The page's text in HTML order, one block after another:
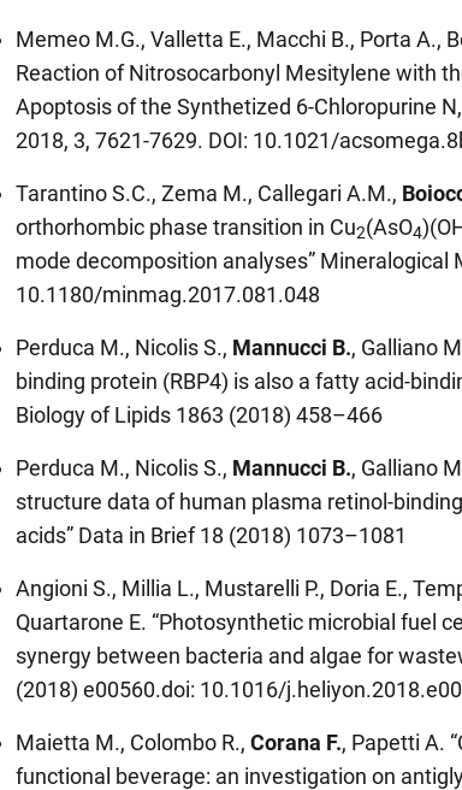
Memeo M.G., Valletta E., Macchi B., Porta A.,
Reaction of Nitrosocarbonyl Mesitylene with
Apoptosis of the Synthetized 6-Chloropurine
2018, 3, 7621-7629. DOI: 10.1021/
Tarantino S.C., Zema M., Callegari A.M.,
orthorhombic phase transition in Cu2(AsO4
mode decomposition analyses” Mineralogical
10.1180/minmag.2017.081.048
Perduca M., Nicolis S., Mannucci B., Galliano
binding protein (RBP4) is also a fatty acid-
Biology of Lipids 1863 (2018) 458–466
Perduca M., Nicolis S., Mannucci B., Galliano
structure data of human plasma retinol-
acids” Data in Brief 18 (2018) 1073–1081
Angioni S., Millia L., Mustarelli P., Doria E.,
Quartarone E. “Photosynthetic microbial fuel
synergy between bacteria and algae for
(2018) e00560.doi: 10.1016/
Maietta M., Colombo R., Corana F., Papetti A.
functional beverage: an investigation on